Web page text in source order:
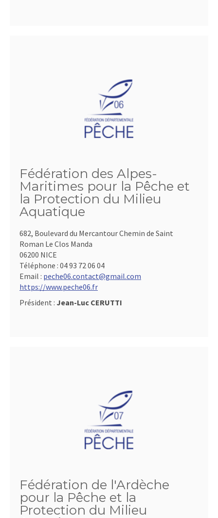
Fédération des Alpes-
Maritimes pour la Pêche et
la Protection du Milieu
Aquatique
682, Boulevard du Mercantour Chemin de Saint
Roman Le Clos Manda
06200 NICE
Téléphone : 04 93 72 06 04
Email : peche06.contact@gmail.com
https://www.peche06.fr
Président : Jean-Luc CERUTTI
Fédération de l'Ardèche
pour la Pêche et la
Protection du Milieu